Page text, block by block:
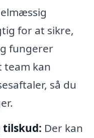
for at sikre,
fungerer
team kan
så du
tilskud: Der kan